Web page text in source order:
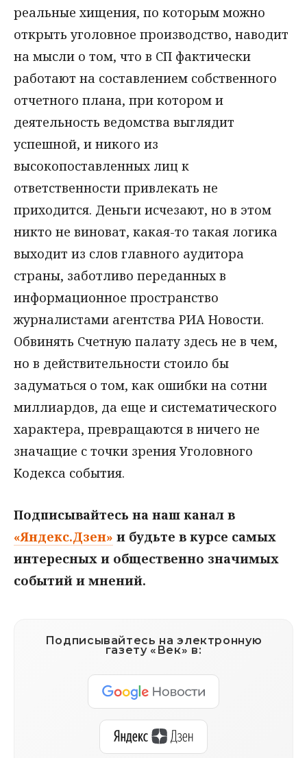
реальные хищения, по которым можно
открыть уголовное производство, наводит
на мысли о том, что в СП фактически
работают на составлением собственного
отчетного плана, при котором и
деятельность ведомства выглядит
успешной, и никого из
высокопоставленных лиц к
ответственности привлекать не
приходится. Деньги исчезают, но в этом
никто не виноват, какая-то такая логика
выходит из слов главного аудитора
страны, заботливо переданных в
информационное пространство
журналистами агентства РИА Новости.
Обвинять Счетную палату здесь не в чем,
но в действительности стоило бы
задуматься о том, как ошибки на сотни
миллиардов, да еще и систематического
характера, превращаются в ничего не
значащие с точки зрения Уголовного
Кодекса события.
Подписывайтесь на наш канал в
«Яндекс.Дзен» и будьте в курсе самых
интересных и общественно значимых
событий и мнений.
Подписывайтесь на электронную
газету «Век» в: